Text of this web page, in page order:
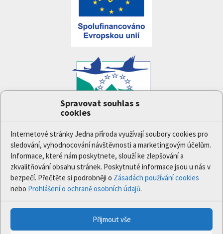
Spravovat souhlas s
cookies
Internetové stránky Jedna příroda využívají soubory cookies pro
sledování, vyhodnocování návštěvnosti a marketingovým účelům.
Informace, které nám poskytnete, slouží ke zlepšování a
zkvalitňování obsahu stránek. Poskytnuté informace jsou u nás v
bezpečí. Přečtěte si podrobněji o Zásadách používání cookies
nebo Prohlášení o ochraně osobních údajů.
Přijmout vše
LIFE17/IPE/CZ/000005) byl podpořen z finančního
nástroje Evropské unie LIFE.
Údaje a informace zveřejněné na těchto stránkách
vyjadřují názor či stanovisko pouze Ministerstva
životního prostředí a partnerů projektu. Evropská
komise není odpovědná za jakékoli použití informací
zveřejněných na těchto stránkách.